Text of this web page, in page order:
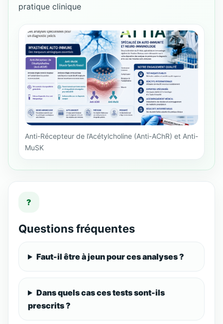
pratique clinique
Anti-Récepteur de l’Acétylcholine (Anti-AChR) et Anti-
MuSK
?
Questions fréquentes
Faut-il être à jeun pour ces analyses ?
Dans quels cas ces tests sont-ils
prescrits ?